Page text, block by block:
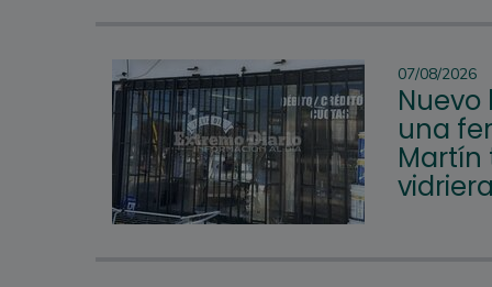
07/08/2026
una
Martín